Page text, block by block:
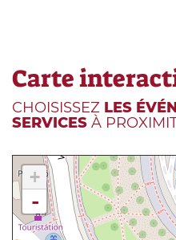
Carte
CHOISISSEZ LES
SERVICES À
+
-